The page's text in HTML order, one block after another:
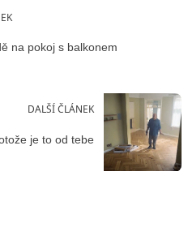
na pokoj s balkonem
DALŠÍ ČLÁNEK
je to od tebe